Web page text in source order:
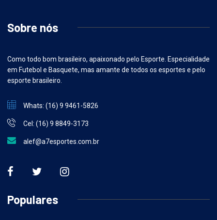
Sobre nós
Como todo bom brasileiro, apaixonado pelo Esporte. Especialidade
em Futebol e Basquete, mas amante de todos os esportes e pelo
esporte brasileiro.
Whats: (16) 9 9461-5826
Cel: (16) 9 8849-3173
alef@a7esportes.com.br
Populares